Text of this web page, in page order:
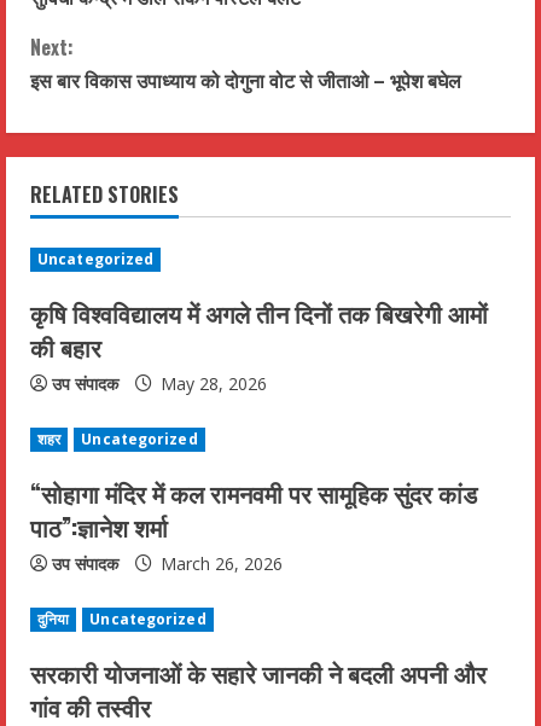
o
n
t
i
n
u
e
R
e
a
d
i
n
g
Next:
इस बार विकास उपाध्याय को दोगुना वोट से जीताओ – भूपेश बघेल
RELATED STORIES
Uncategorized
कृषि विश्वविद्यालय में अगले तीन दिनों तक बिखरेगी आमों
की बहार
उप संपादक May 28, 2026
शहर Uncategorized
“सोहागा मंदिर में कल रामनवमी पर सामूहिक सुंदर कांड
पाठ”:ज्ञानेश शर्मा
उप संपादक March 26, 2026
दुनिया Uncategorized
सरकारी योजनाओं के सहारे जानकी ने बदली अपनी और
गांव की तस्वीर